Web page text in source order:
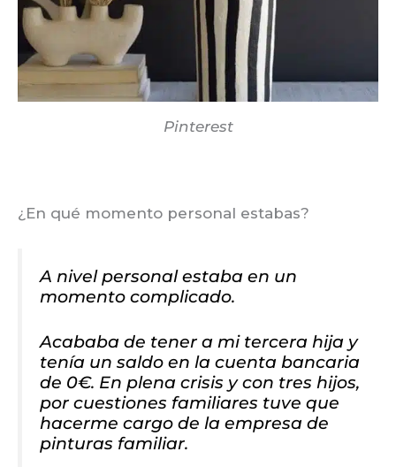
Pinterest
¿En qué momento personal estabas?
A nivel personal estaba en un
momento complicado.
Acababa de tener a mi tercera hija y
tenía un saldo en la cuenta bancaria
de 0€. En plena crisis y con tres hijos,
por cuestiones familiares tuve que
hacerme cargo de la empresa de
pinturas familiar.